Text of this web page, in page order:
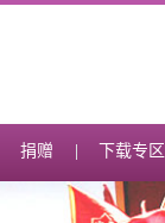
捐赠 下载专区